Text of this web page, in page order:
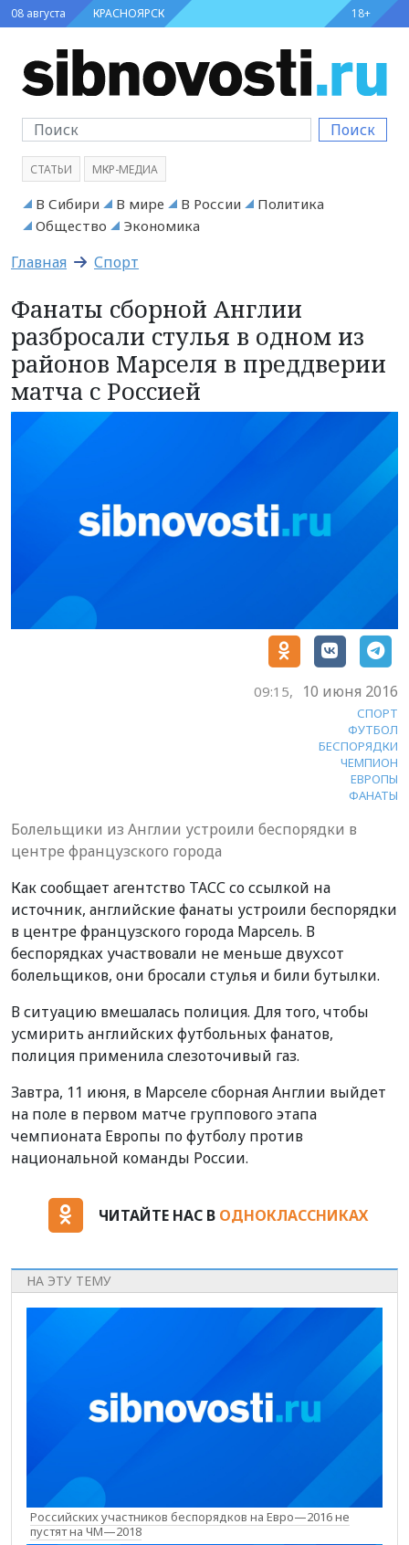
08 августа КРАСНОЯРСК 18+
Поиск
СТАТЬИ МКР-МЕДИА
В Сибири В мире В России
Политика
Общество
Экономика
Главная Спорт
Фанаты сборной Англии
разбросали стулья в одном из
районов Марселя в преддверии
матча с Россией
09:15, 10 июня 2016
СПОРТ
ФУТБОЛ
БЕСПОРЯДКИ
ЧЕМПИОН
ЕВРОПЫ
ФАНАТЫ
Болельщики из Англии устроили беспорядки в
центре французского города
Как сообщает агентство ТАСС со ссылкой на
источник, английские фанаты устроили беспорядки
в центре французского города Марсель. В
беспорядках участвовали не меньше двухсот
болельщиков, они бросали стулья и били бутылки.
В ситуацию вмешалась полиция. Для того, чтобы
усмирить английских футбольных фанатов,
полиция применила слезоточивый газ.
Завтра, 11 июня, в Марселе сборная Англии выйдет
на поле в первом матче группового этапа
чемпионата Европы по футболу против
национальной команды России.
ЧИТАЙТЕ НАС В ОДНОКЛАССНИКАХ
НА ЭТУ ТЕМУ
Российских участников беспорядков на Евро—2016 не
пустят на ЧМ—2018